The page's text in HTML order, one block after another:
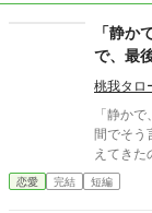
「静か
で、最
桃我タロ
「静か
間でそう
えてきた
く、“便
い三日前
恋愛 完結 短編